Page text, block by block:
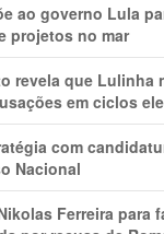
ao governo Lula
projetos no mar
revela que Lulinha
em ciclos
com
Nacional
Ferreira para